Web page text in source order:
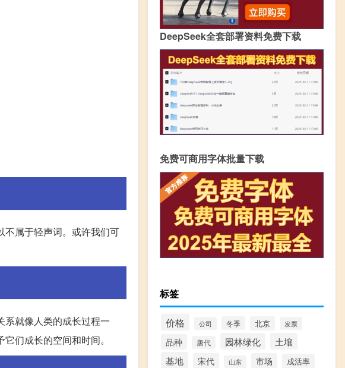
不属于轻声词。或许我们可
系就像人类的成长过程一
们成长的空间和时间。
DeepSeek全套部署资料免费下载
免费可商用字体批量下载
标签
价格 公司 冬季 北京 发票
品种 唐代 园林绿化
土壤
基地
宋代 山东 市场 成活率